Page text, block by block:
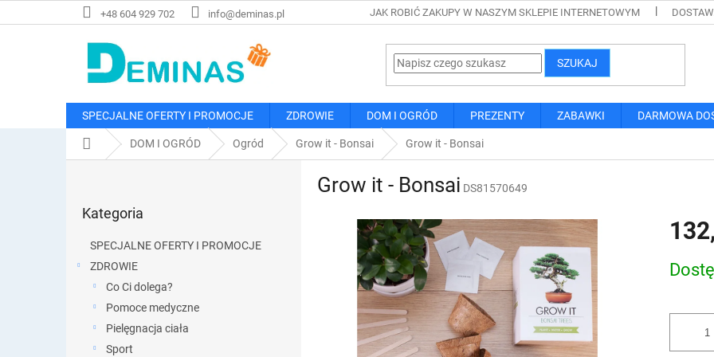
do
+48 604 929 702 info@deminas.pl JAK ROBIĆ ZAKUPY W NASZYM SKLEPIE INTERNETOWYM
SZUKAJ
SPECJALNE OFERTY I PROMOCJE ZDROWIE DOM I OGRÓD PREZENTY ZABAWKI DARMOWA
Home DOM I OGRÓD Ogród Grow it - Bonsai Grow it - Bonsai
kategorie
Kategoria
SPECJALNE OFERTY I PROMOCJE
ZDROWIE
Co Ci dolega?
Pomoce medyczne
Pielęgnacja ciała
Sport
Grow it - Bonsai DS81570649